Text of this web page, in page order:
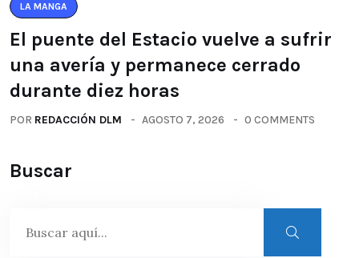
LA MANGA
El puente del Estacio vuelve a sufrir
una avería y permanece cerrado
durante diez horas
POR REDACCIÓN DLM AGOSTO 7, 2026 0 COMMENTS
Buscar